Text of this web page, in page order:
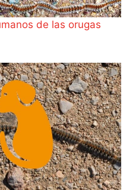
de las orugas